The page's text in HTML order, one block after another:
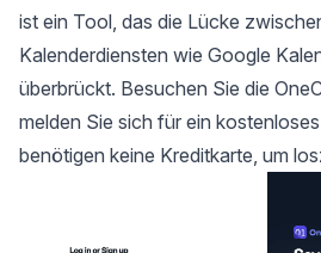
ist ein Tool, das die Lücke
Kalenderdiensten wie Google
überbrückt. Besuchen Sie die
melden Sie sich für ein
benötigen keine Kreditkarte, um